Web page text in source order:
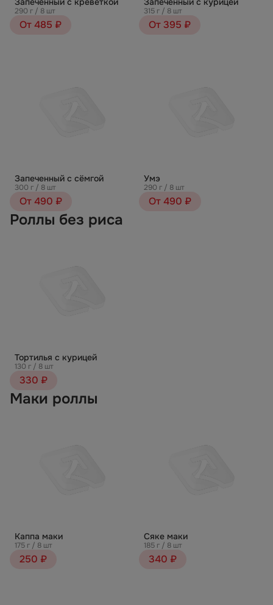
290 г / 8 шт
От 485 ₽
315 г / 8 шт
От 395 ₽
Запеченный с сёмгой
300 г / 8 шт
От 490 ₽
Умэ
290 г / 8 шт
От 490 ₽
Роллы без риса
Тортилья с курицей
130 г / 8 шт
330 ₽
Маки роллы
Каппа маки
175 г / 8 шт
250 ₽
Сяке маки
185 г / 8 шт
340 ₽